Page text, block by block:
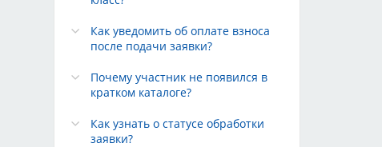
Как уведомить об оплате взноса
после подачи заявки?
Почему участник не появился в
кратком каталоге?
Как узнать о статусе обработки
заявки?